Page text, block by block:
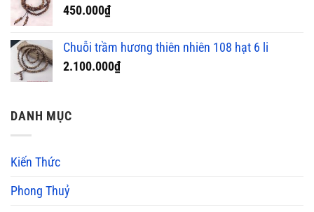
450.000₫
Chuỗi trầm hương thiên nhiên 108 hạt 6 li
2.100.000₫
DANH MỤC
Kiến Thức
Phong Thuỷ